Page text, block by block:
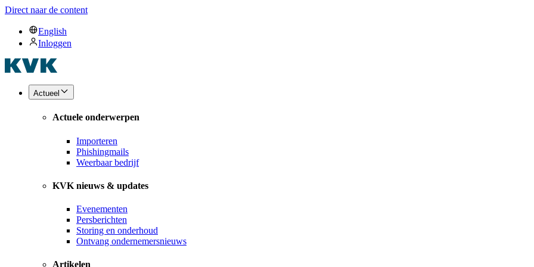
Direct naar de content
English
Inloggen
Actueel
Actuele onderwerpen
Importeren
Phishingmails
Weerbaar bedrijf
KVK nieuws & updates
Evenementen
Persberichten
Storing en onderhoud
Ontvang ondernemersnieuws
Artikelen